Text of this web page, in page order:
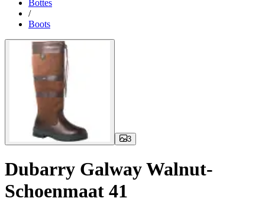
Bottes
/
Boots
3
Dubarry Galway Walnut-
Schoenmaat 41